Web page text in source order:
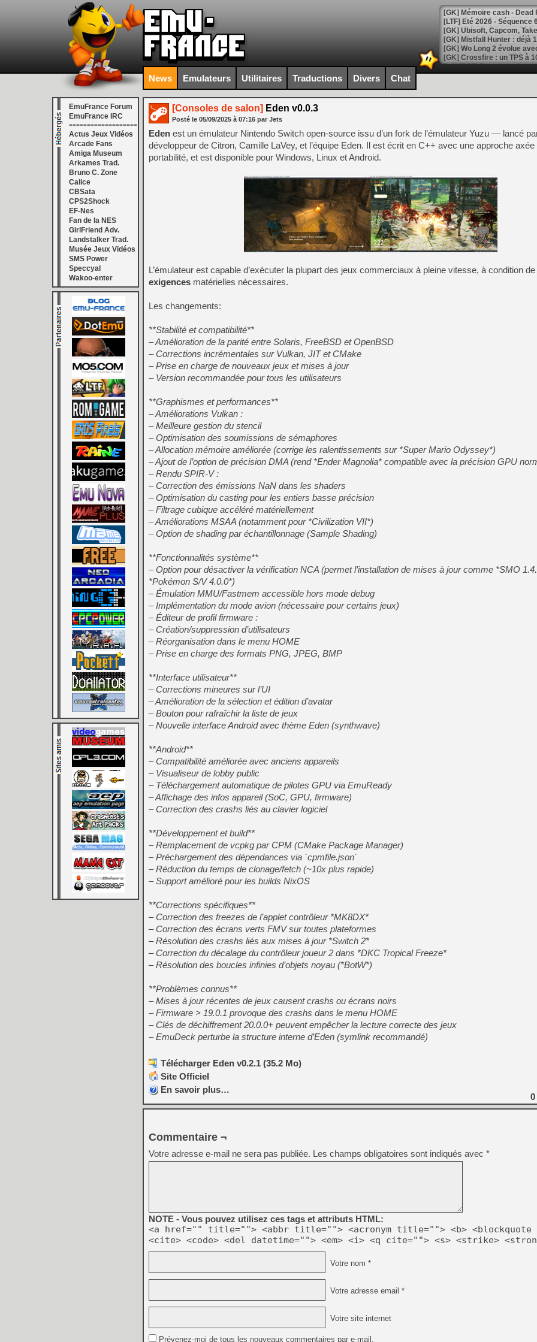
[LTF] Eté 2026 - Séquence
[GK] Mistfall Hunter : déjà
[GK] Wo Long 2 évolue
[GK] Crossfire : un TPS à
[LS] [PS5] Premiers
[Mo5] DOOM arrive en
[GK] Bethesda fête les 30
[GK] Roblox : l'action en
[GK] Agenda - GeForce
[GK] Devolver Digital en a
[LS] [PS5] ps5-y2jb-
[GK] Pourquoi Marvel
[GK] Test : Restory : Chill
[GK] GTA 6 : Rockstar
[GK] Hot Wheels Infinite
[GK] Mémoire cash -
[GK] Résultats Nintendo :
[GK] Déjà des
[Mo5] Brickboy cherche à
[GK] Minecraft et ses «
[GK] Beast of
[GK] Ubisoft : fin de partie
[GK] Mémoire cash -
[GK] Dan Houser (GTA)
[GK] Comment EA Sports
[GK] Crimson Moon : un
[GK] Isle of Reveries : le
[GK] Moonlighter 2 : The
[GK] Capcom relance
[GK] Guillermo del Toro
News Emulateurs Utilitaires Traductions Divers Chat
EmuFrance Forum
EmuFrance IRC
===================
Actus Jeux Vidéos
Arcade Fans
Amiga Museum
Arkames Trad.
Bruno C. Zone
Calice
CBSata
CPS2Shock
EF-Nes
Fan de la NES
GirlFriend Adv.
Landstalker Trad.
Musée Jeux Vidéos
SMS Power
Speccyal
Wakoo-enter
[Consoles de salon] Eden v0.0.3
Posté le 05/09/2025 à 07:16 par Jets
Eden est un émulateur Nintendo Switch open-source issu d’un fork de l’émulateur Yuzu — lancé
développeur de Citron, Camille LaVey, et l’équipe Eden. Il est écrit en C++ avec une approche axée
portabilité, et est disponible pour Windows, Linux et Android.
L’émulateur est capable d’exécuter la plupart des jeux commerciaux à pleine vitesse, à condition
exigences matérielles nécessaires.
Les changements:
**Stabilité et compatibilité**
– Amélioration de la parité entre Solaris, FreeBSD et OpenBSD
– Corrections incrémentales sur Vulkan, JIT et CMake
– Prise en charge de nouveaux jeux et mises à jour
– Version recommandée pour tous les utilisateurs
**Graphismes et performances**
– Améliorations Vulkan :
– Meilleure gestion du stencil
– Optimisation des soumissions de sémaphores
– Allocation mémoire améliorée (corrige les ralentissements sur *Super Mario Odyssey*)
– Ajout de l’option de précision DMA (rend *Ender Magnolia* compatible avec la précision GPU
– Rendu SPIR-V :
– Correction des émissions NaN dans les shaders
– Optimisation du casting pour les entiers basse précision
– Filtrage cubique accéléré matériellement
– Améliorations MSAA (notamment pour *Civilization VII*)
– Option de shading par échantillonnage (Sample Shading)
**Fonctionnalités système**
– Option pour désactiver la vérification NCA (permet l’installation de mises à jour comme *SMO
*Pokémon S/V 4.0.0*)
– Émulation MMU/Fastmem accessible hors mode debug
– Implémentation du mode avion (nécessaire pour certains jeux)
– Éditeur de profil firmware :
– Création/suppression d’utilisateurs
– Réorganisation dans le menu HOME
– Prise en charge des formats PNG, JPEG, BMP
**Interface utilisateur**
– Corrections mineures sur l’UI
– Amélioration de la sélection et édition d’avatar
– Bouton pour rafraîchir la liste de jeux
– Nouvelle interface Android avec thème Eden (synthwave)
**Android**
– Compatibilité améliorée avec anciens appareils
– Visualiseur de lobby public
– Téléchargement automatique de pilotes GPU via EmuReady
– Affichage des infos appareil (SoC, GPU, firmware)
– Correction des crashs liés au clavier logiciel
**Développement et build**
– Remplacement de vcpkg par CPM (CMake Package Manager)
– Préchargement des dépendances via `cpmfile.json`
– Réduction du temps de clonage/fetch (~10x plus rapide)
– Support amélioré pour les builds NixOS
**Corrections spécifiques**
– Correction des freezes de l’applet contrôleur *MK8DX*
– Correction des écrans verts FMV sur toutes plateformes
– Résolution des crashs liés aux mises à jour *Switch 2*
– Correction du décalage du contrôleur joueur 2 dans *DKC Tropical Freeze*
– Résolution des boucles infinies d’objets noyau (*BotW*)
**Problèmes connus**
– Mises à jour récentes de jeux causent crashs ou écrans noirs
– Firmware > 19.0.1 provoque des crashs dans le menu HOME
– Clés de déchiffrement 20.0.0+ peuvent empêcher la lecture correcte des jeux
– EmuDeck perturbe la structure interne d’Eden (symlink recommandé)
Télécharger Eden v0.2.1 (35.2 Mo)
Site Officiel
En savoir plus…
0
Commentaire ¬
Votre adresse e-mail ne sera pas publiée. Les champs obligatoires sont indiqués avec *
NOTE - Vous pouvez utilisez ces tags et attributs HTML:
<a href="" title=""> <abbr title=""> <acronym title=""> <b> <blockquote
<cite> <code> <del datetime=""> <em> <i> <q cite=""> <s> <strike>
Votre nom *
Votre adresse email *
Votre site internet
Prévenez-moi de tous les nouveaux commentaires par e-mail.